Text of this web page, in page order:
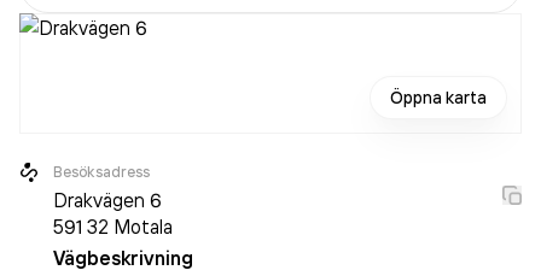
Öppna karta
Besöksadress
Drakvägen 6
591 32 Motala
Vägbeskrivning